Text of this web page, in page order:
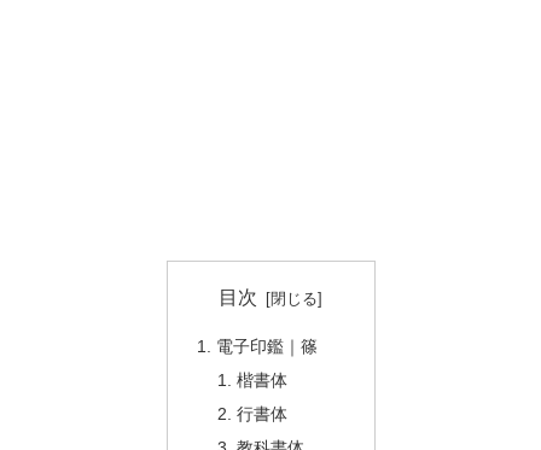
目次
電子印鑑｜篠
楷書体
行書体